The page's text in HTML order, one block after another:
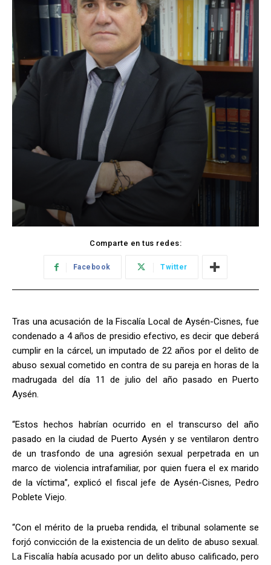
Comparte en tus redes:
Facebook Twitter
Tras una acusación de la Fiscalía Local de Aysén-Cisnes, fue
condenado a 4 años de presidio efectivo, es decir que deberá
cumplir en la cárcel, un imputado de 22 años por el delito de
abuso sexual cometido en contra de su pareja en horas de la
madrugada del día 11 de julio del año pasado en Puerto
Aysén.
“Estos hechos habrían ocurrido en el transcurso del año
pasado en la ciudad de Puerto Aysén y se ventilaron dentro
de un trasfondo de una agresión sexual perpetrada en un
marco de violencia intrafamiliar, por quien fuera el ex marido
de la víctima”, explicó el fiscal jefe de Aysén-Cisnes, Pedro
Poblete Viejo.
“Con el mérito de la prueba rendida, el tribunal solamente se
forjó convicción de la existencia de un delito de abuso sexual.
La Fiscalía había acusado por un delito abuso calificado, pero